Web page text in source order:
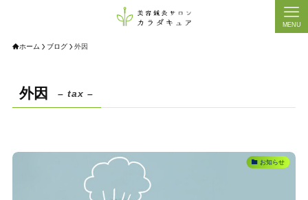
MENU
ホーム ブログ 外因
外因 – tax –
お知らせ